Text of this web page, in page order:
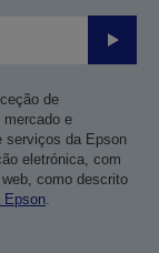
Enviar
de
e
serviços da Epson
eletrónica, com
como descrito
Epson